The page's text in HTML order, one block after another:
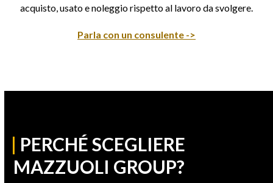
acquisto, usato e noleggio rispetto al lavoro da svolgere.
Parla con un consulente ->
| PERCHÉ SCEGLIERE
MAZZUOLI GROUP?